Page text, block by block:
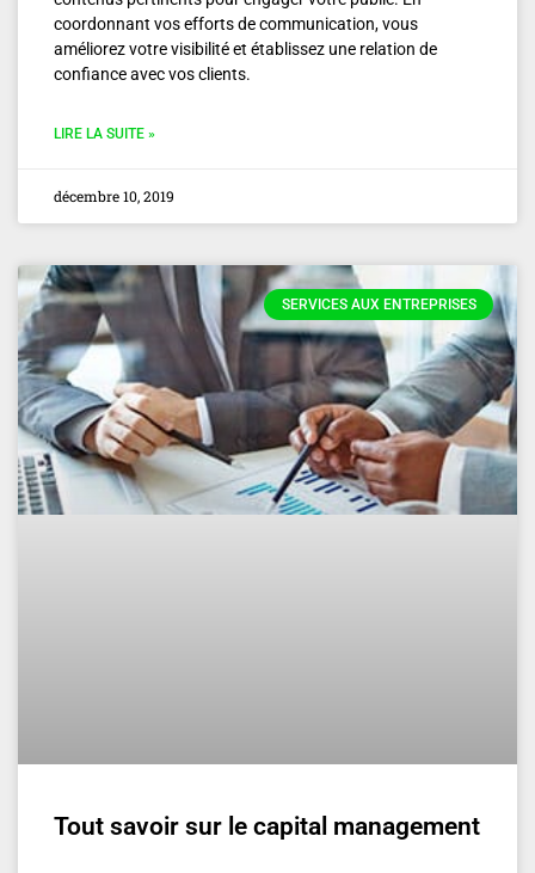
coordonnant vos efforts de communication, vous
améliorez votre visibilité et établissez une relation de
confiance avec vos clients.
LIRE LA SUITE »
décembre 10, 2019
SERVICES AUX ENTREPRISES
Tout savoir sur le capital management